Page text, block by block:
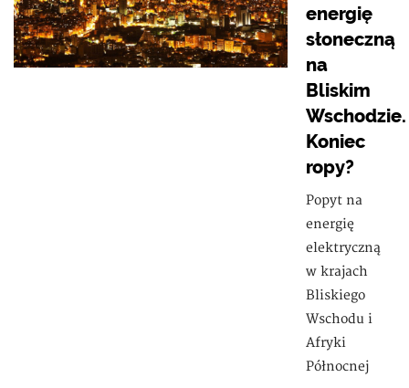
energię
słoneczną
na
Bliskim
Wschodzie.
Koniec
ropy?
Popyt na
energię
elektryczną
w krajach
Bliskiego
Wschodu i
Afryki
Północnej